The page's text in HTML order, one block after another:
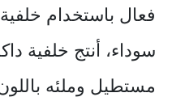
فعال باستخدام خلفية
سوداء، أنتج خلفية
مستطيل وملئه